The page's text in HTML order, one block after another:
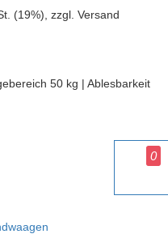
(19%), zzgl. Versand
50 kg | Ablesbarkeit
EU, Wägebereich 50 kg |
0